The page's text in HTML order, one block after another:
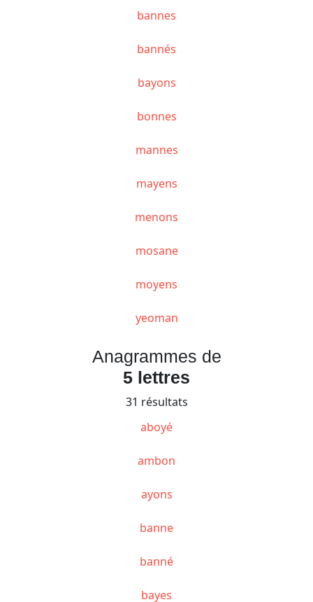
bannes
bannés
bayons
bonnes
mannes
mayens
menons
mosane
moyens
yeoman
Anagrammes de
5 lettres
31 résultats
aboyé
ambon
ayons
banne
banné
bayes